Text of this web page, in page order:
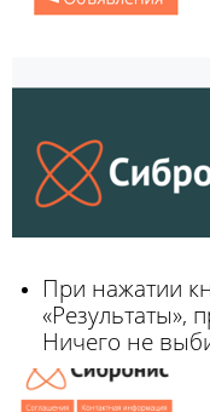
При нажатии
«Результаты»,
Ничего не